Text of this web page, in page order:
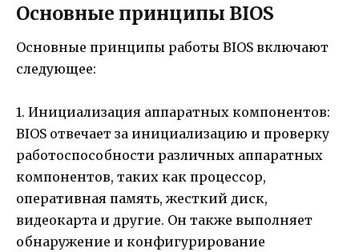
Основные принципы BIOS
Основные принципы работы BIOS включают
следующее:
1. Инициализация аппаратных компонентов:
BIOS отвечает за инициализацию и проверку
работоспособности различных аппаратных
компонентов, таких как процессор,
оперативная память, жесткий диск,
видеокарта и другие. Он также выполняет
обнаружение и конфигурирование